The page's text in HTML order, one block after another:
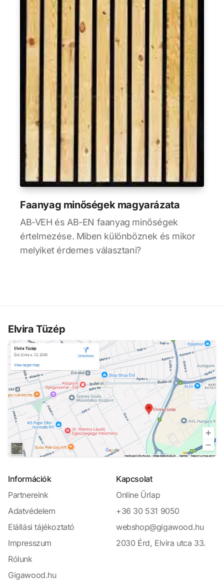
Faanyag minőségek magyarázata
AB-VEH és AB-EN faanyag minőségek
értelmezése. Miben különböznek és mikor
melyiket érdemes választani?
Elvira Tüzép
Információk
Partnereink
Adatvédelem
Elállási tájékoztató
Impresszum
Rólunk
Gigawood.hu
Kapcsolat
Online Űrlap
+36 30 531 9050
webshop@gigawood.hu
2030 Érd, Elvira utca 33.